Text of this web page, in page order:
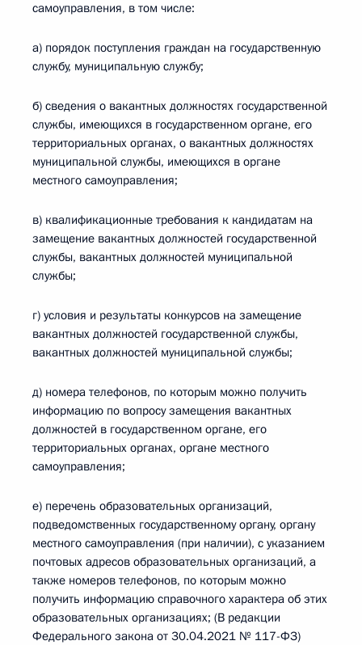
самоуправления, в том числе:
а) порядок поступления граждан на государственную
службу, муниципальную службу;
б) сведения о вакантных должностях государственной
службы, имеющихся в государственном органе, его
территориальных органах, о вакантных должностях
муниципальной службы, имеющихся в органе
местного самоуправления;
в) квалификационные требования к кандидатам на
замещение вакантных должностей государственной
службы, вакантных должностей муниципальной
службы;
г) условия и результаты конкурсов на замещение
вакантных должностей государственной службы,
вакантных должностей муниципальной службы;
д) номера телефонов, по которым можно получить
информацию по вопросу замещения вакантных
должностей в государственном органе, его
территориальных органах, органе местного
самоуправления;
е) перечень образовательных организаций,
подведомственных государственному органу, органу
местного самоуправления (при наличии), с указанием
почтовых адресов образовательных организаций, а
также номеров телефонов, по которым можно
получить информацию справочного характера об этих
образовательных организациях; (В редакции
Федерального закона от 30.04.2021 № 117-ФЗ)